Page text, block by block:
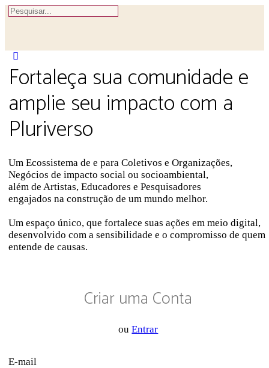
Fortaleça sua comunidade e
amplie seu impacto com a
Pluriverso
Um Ecossistema de e para Coletivos e Organizações,
Negócios de impacto social ou socioambiental,
além de Artistas, Educadores e Pesquisadores
engajados na construção de um mundo melhor.
Um espaço único, que fortalece suas ações em meio digital,
desenvolvido com a sensibilidade e o compromisso de quem
entende de causas.
Criar uma Conta
ouEntrar
E-mail